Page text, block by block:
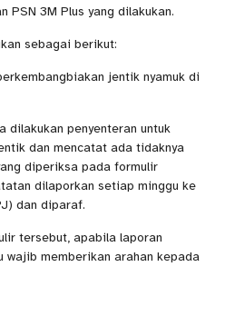
PSN 3M Plus yang dilakukan.
sebagai berikut:
jentik nyamuk di
dilakukan penyenteran untuk
dan mencatat ada tidaknya
diperiksa pada formulir
dilaporkan setiap minggu ke
dan diparaf.
tersebut, apabila laporan
wajib memberikan arahan kepada